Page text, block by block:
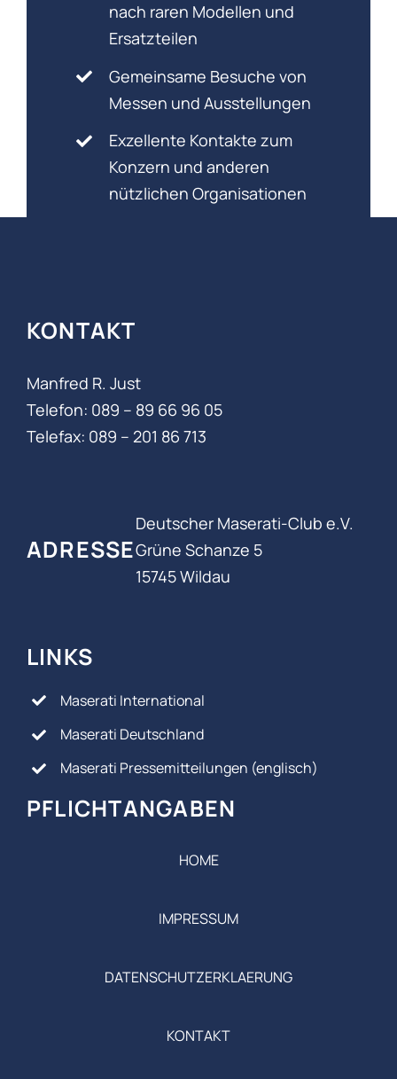
nach raren Modellen und
Ersatzteilen
Gemeinsame Besuche von
Messen und Ausstellungen
Exzellente Kontakte zum
Konzern und anderen
nützlichen Organisationen
ADRESSE
Deutscher Maserati-Club e.V.
Grüne Schanze 5
15745 Wildau
KONTAKT
Manfred R. Just
Telefon: 089 – 89 66 96 05‬
Telefax: 089 – 201 86 713
LINKS
Maserati International
Maserati Deutschland
Maserati Pressemitteilungen (englisch)
PFLICHTANGABEN
HOME
IMPRESSUM
DATENSCHUTZERKLAERUNG
KONTAKT